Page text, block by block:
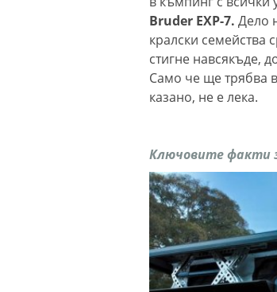
Bruder EXP-7. Дело
кралски семейства
стигне навсякъде,
Само че ще трябва
казано, не е лека.
Ключовите факти